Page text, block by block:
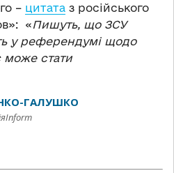
– цитата з російського
«Пишуть, що ЗСУ
у референдумі щодо
може стати
ГАЛУШКО